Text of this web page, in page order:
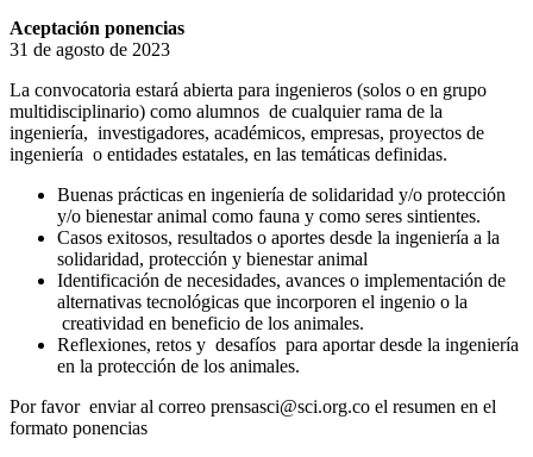
Aceptación ponencias
31 de agosto de 2023
La convocatoria estará abierta para ingenieros (solos o en grupo
multidisciplinario) como alumnos de cualquier rama de la
ingeniería, investigadores, académicos, empresas, proyectos de
ingeniería o entidades estatales, en las temáticas definidas.
Buenas prácticas en ingeniería de solidaridad y/o protección
y/o bienestar animal como fauna y como seres sintientes.
Casos exitosos, resultados o aportes desde la ingeniería a la
solidaridad, protección y bienestar animal
Identificación de necesidades, avances o implementación de
alternativas tecnológicas que incorporen el ingenio o la
creatividad en beneficio de los animales.
Reflexiones, retos y desafíos para aportar desde la ingeniería
en la protección de los animales.
Por favor enviar al correo prensasci@sci.org.co el resumen en el
formato ponencias